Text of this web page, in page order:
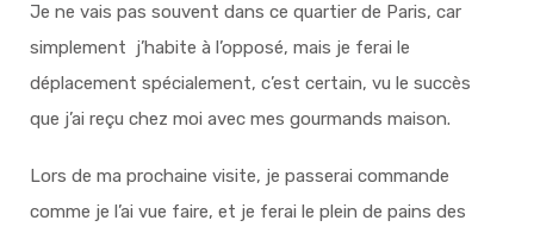
Je ne vais pas souvent dans ce quartier de Paris, car
simplement j’habite à l’opposé, mais je ferai le
déplacement spécialement, c’est certain, vu le succès
que j’ai reçu chez moi avec mes gourmands maison.
Lors de ma prochaine visite, je passerai commande
comme je l’ai vue faire, et je ferai le plein de pains des